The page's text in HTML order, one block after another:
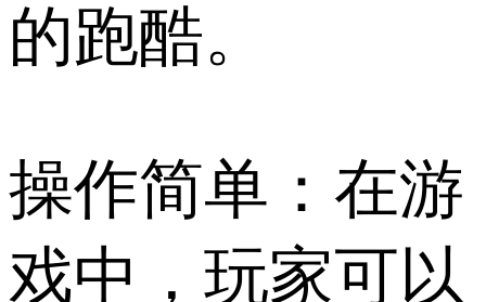
的跑酷。
操作简单：在游
戏中，玩家可以